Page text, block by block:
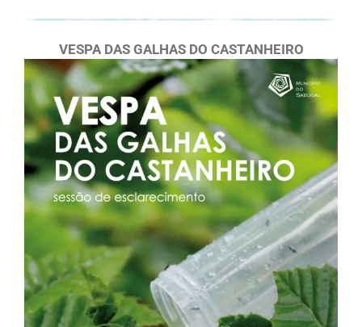
VESPA DAS GALHAS DO CASTANHEIRO